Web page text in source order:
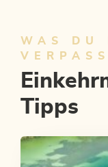
WAS DU
Tipps